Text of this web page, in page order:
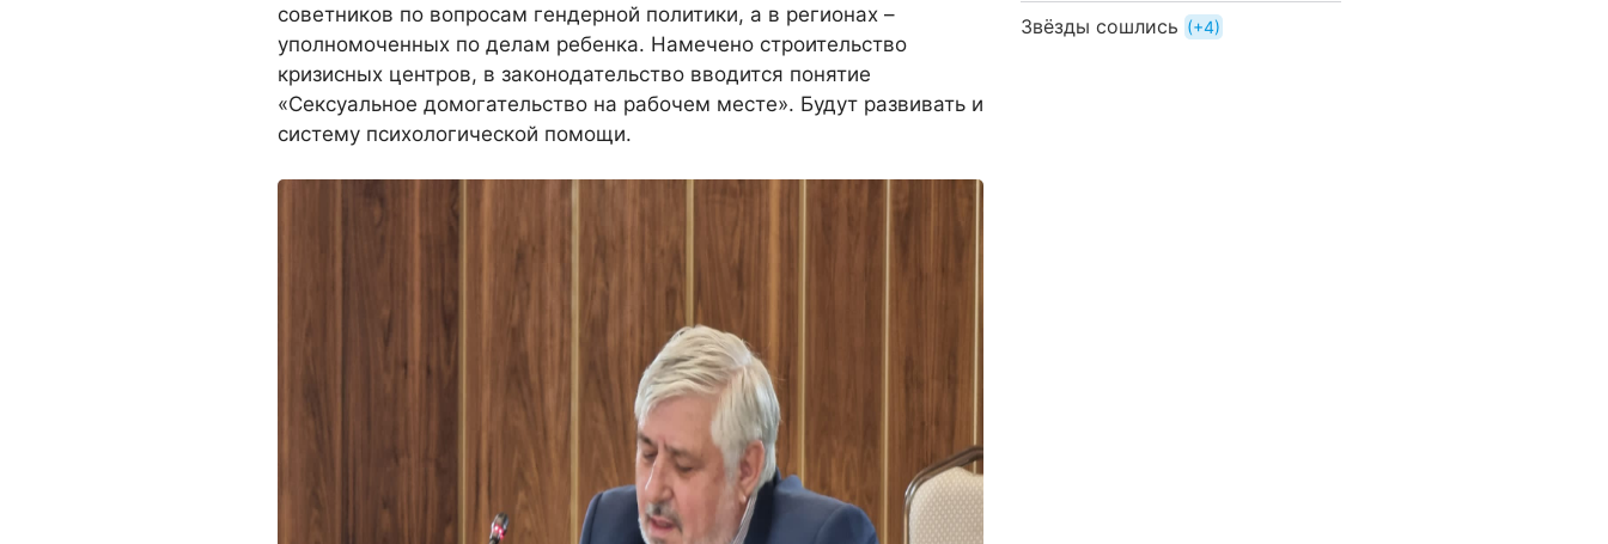
советников по вопросам гендерной политики, а в регионах –
уполномоченных по делам ребенка. Намечено строительство
кризисных центров, в законодательство вводится понятие
«Сексуальное домогательство на рабочем месте». Будут развивать и
систему психологической помощи.
Звёзды сошлись +4